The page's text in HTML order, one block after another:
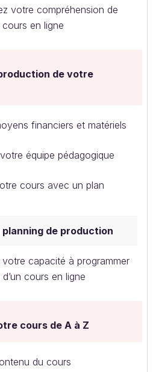
votre compréhension de
cours en ligne
de votre
financiers et matériels
équipe pédagogique
cours avec un plan
planning de production
votre capacité à programmer
cours en ligne
cours de A à Z
du cours